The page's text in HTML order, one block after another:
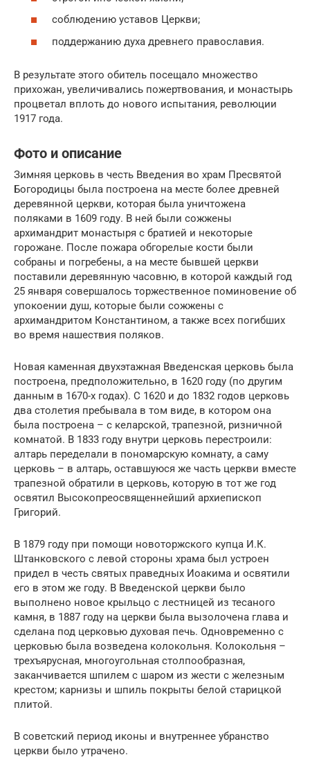
соблюдению уставов Церкви;
поддержанию духа древнего православия.
В результате этого обитель посещало множество
прихожан, увеличивались пожертвования, и монастырь
процветал вплоть до нового испытания, революции
1917 года.
Фото и описание
Зимняя церковь в честь Введения во храм Пресвятой
Богородицы была построена на месте более древней
деревянной церкви, которая была уничтожена
поляками в 1609 году. В ней были сожжены
архимандрит монастыря с братией и некоторые
горожане. После пожара обгорелые кости были
собраны и погребены, а на месте бывшей церкви
поставили деревянную часовню, в которой каждый год
25 января совершалось торжественное поминовение об
упокоении душ, которые были сожжены с
архимандритом Константином, а также всех погибших
во время нашествия поляков.
Новая каменная двухэтажная Введенская церковь была
построена, предположительно, в 1620 году (по другим
данным в 1670-х годах). С 1620 и до 1832 годов церковь
два столетия пребывала в том виде, в котором она
была построена – с келарской, трапезной, ризничной
комнатой. В 1833 году внутри церковь перестроили:
алтарь переделали в пономарскую комнату, а саму
церковь – в алтарь, оставшуюся же часть церкви вместе
трапезной обратили в церковь, которую в тот же год
освятил Высокопреосвященнейший архиепископ
Григорий.
В 1879 году при помощи новоторжского купца И.К.
Штанковского с левой стороны храма был устроен
придел в честь святых праведных Иоакима и освятили
его в этом же году. В Введенской церкви было
выполнено новое крыльцо с лестницей из тесаного
камня, в 1887 году на церкви была вызолочена глава и
сделана под церковью духовая печь. Одновременно с
церковью была возведена колокольня. Колокольня –
трехъярусная, многоугольная столпообразная,
заканчивается шпилем с шаром из жести с железным
крестом; карнизы и шпиль покрыты белой старицкой
плитой.
В советский период иконы и внутреннее убранство
церкви было утрачено.